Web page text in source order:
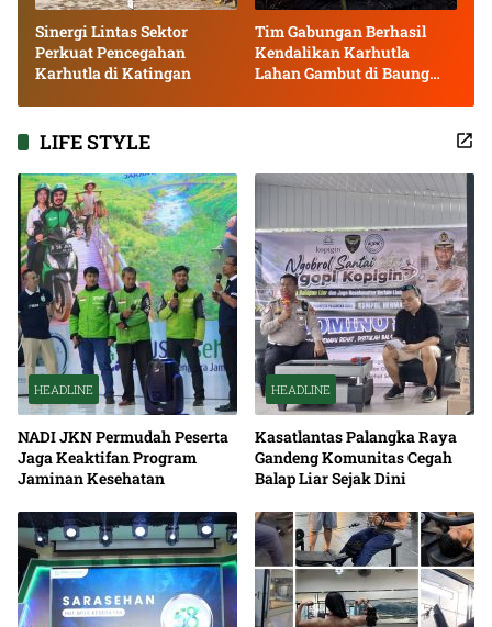
Sinergi Lintas Sektor
Perkuat Pencegahan
Karhutla di Katingan
Tim Gabungan Berhasil
Kendalikan Karhutla
Lahan Gambut di Baung
LIFE STYLE
HEADLINE
NADI JKN Permudah Peserta
Jaga Keaktifan Program
Jaminan Kesehatan
HEADLINE
Kasatlantas Palangka Raya
Gandeng Komunitas Cegah
Balap Liar Sejak Dini